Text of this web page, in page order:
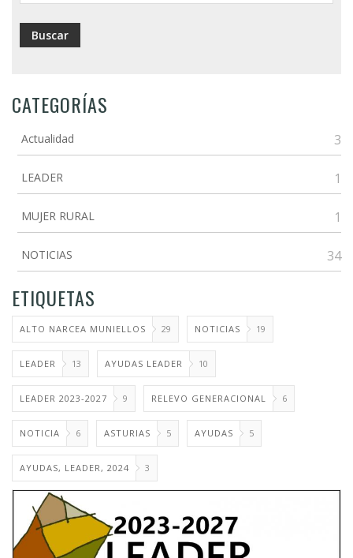
CATEGORÍAS
Actualidad 3
LEADER 1
MUJER RURAL 1
NOTICIAS 34
ETIQUETAS
ALTO NARCEA MUNIELLOS 29 NOTICIAS 19
LEADER 13 AYUDAS LEADER 10
LEADER 2023-2027 9 RELEVO GENERACIONAL 6
NOTICIA 6 ASTURIAS 5 AYUDAS 5
AYUDAS, LEADER, 2024 3